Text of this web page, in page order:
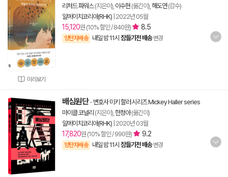
미리보기
리처드 파워스(지은이), 이수현 (옮긴이), 해도연(감수)
알에이치코리아(RHK) 2022년 05월
15,120원 (10% 할인 / 840원) 8.5
양탄자배송 내일 밤 11시 잠들기전 배송 변경
배심원단- 변호사 미키 할러 시리즈 Mickey Haller series
마이클 코널리 (지은이), 한정아(옮긴이)
알에이치코리아(RHK) 2020년 03월
17,820원 (10% 할인 / 990원) 9.2
양탄자배송 내일 밤 11시 잠들기전 배송 변경